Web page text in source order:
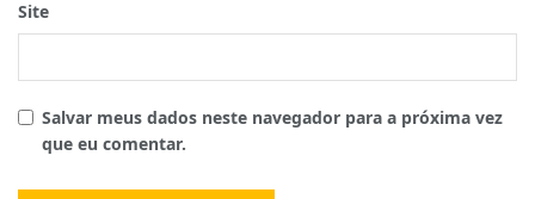
Site
Salvar meus dados neste navegador para a próxima vez
que eu comentar.